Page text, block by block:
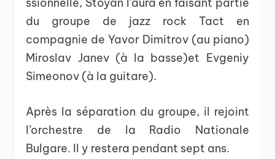
du groupe de jazz rock Tact en
compagnie de Yavor Dimitrov (au piano)
Miroslav Janev (à la basse)et Evgeniy
Simeonov (à la guitare).
Après la séparation du groupe, il rejoint
l’orchestre de la Radio Nationale
Bulgare. Il y restera pendant sept ans.